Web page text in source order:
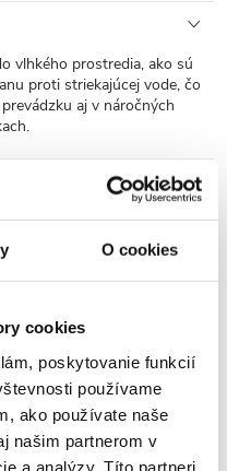
O cookies
cookies
poskytovanie funkcií
používame
ako používate naše
našim partnerom v
a analýzy. Títo partneri
vlhkého prostredia, ako sú
proti striekajúcej vode, čo
aj v náročných
záruku, čo znamená, že
kvalitu a odolnosť. Navyše,
otázky alebo potreby
kombinácia zaisťuje, že vaša
kúpeľňovom LED zrkadle